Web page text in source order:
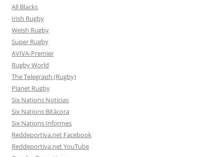
All Blacks
Irish Rugby
Welsh Rugby
Super Rugby
AVIVA-Premier
Rugby World
The Telegraph (Rugby)
Planet Rugby
Six Nations Noticias
Six Nations Bitácora
Six Nations Informes
Reddeportiva.net Facebook
Reddeportiva.net YouTube